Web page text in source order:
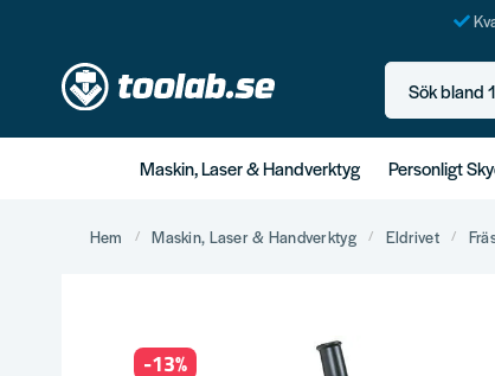
Sök bland
Maskin, Laser & Handverktyg Personligt
Hem Maskin, Laser & Handverktyg Eldrivet
-13%